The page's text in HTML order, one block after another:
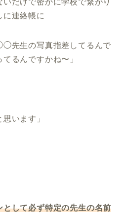
だけで密かに学校で繋がり
に連絡帳に
先生の写真指差してるんで
るんですかね〜」
います」
として必ず特定の先生の名前